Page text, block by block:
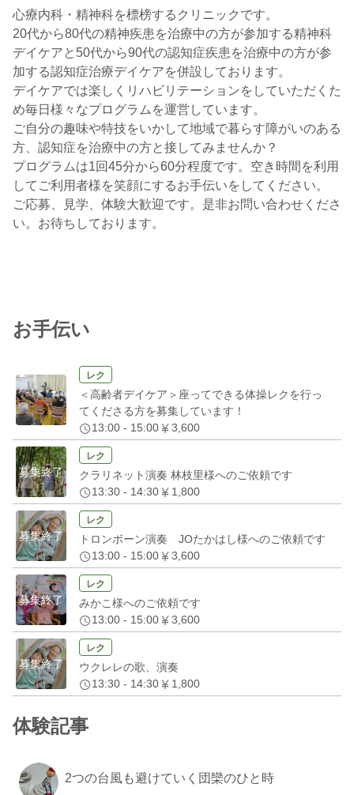
心療内科・精神科を標榜するクリニックです。
20代から80代の精神疾患を治療中の方が参加する精神科
デイケアと50代から90代の認知症疾患を治療中の方が参
加する認知症治療デイケアを併設しております。
デイケアでは楽しくリハビリテーションをしていただくた
め毎日様々なプログラムを運営しています。
ご自分の趣味や特技をいかして地域で暮らす障がいのある
方、認知症を治療中の方と接してみませんか？
プログラムは1回45分から60分程度です。空き時間を利用
してご利用者様を笑顔にするお手伝いをしてください。
ご応募、見学、体験大歓迎です。是非お問い合わせくださ
い。お待ちしております。
お手伝い
レク
＜高齢者デイケア＞座ってできる体操レクを行っ
てくださる方を募集しています！
13:00 - 15:00
3,600
募集終了
レク
クラリネット演奏 林枝里様へのご依頼です
13:30 - 14:30
1,800
募集終了
レク
トロンボーン演奏 JOたかはし様へのご依頼です
13:00 - 15:00
3,600
募集終了
レク
みかこ様へのご依頼です
13:00 - 15:00
3,600
募集終了
レク
ウクレレの歌、演奏
13:30 - 14:30
1,800
体験記事
2つの台風も避けていく団欒のひと時